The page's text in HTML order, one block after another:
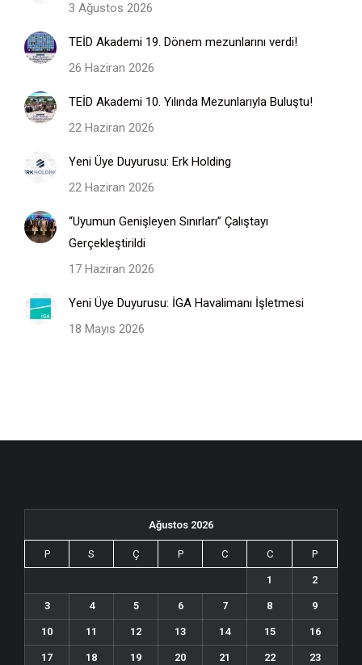
3 Ağustos 2026
TEİD Akademi 19. Dönem mezunlarını verdi!
26 Haziran 2026
TEİD Akademi 10. Yılında Mezunlarıyla Buluştu!
22 Haziran 2026
Yeni Üye Duyurusu: Erk Holding
22 Haziran 2026
“Uyumun Genişleyen Sınırları” Çalıştayı
Gerçekleştirildi
17 Haziran 2026
Yeni Üye Duyurusu: İGA Havalimanı İşletmesi
18 Mayıs 2026
Ağustos 2026
P S Ç P C C P
1 2
3 4 5 6 7 8 9
10 11 12 13 14 15 16
17 18 19 20 21 22 23